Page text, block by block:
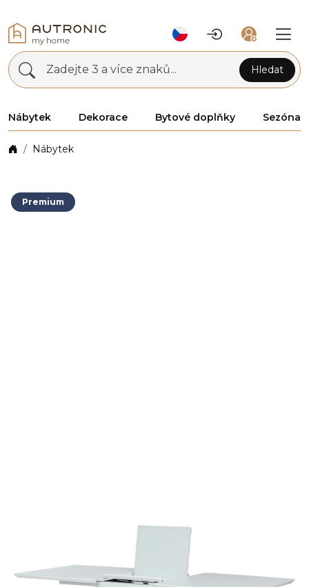
Zadejte 3 a více znaků... Hledat
Nábytek Dekorace Bytové doplňky Sezóna
Nábytek
Premium